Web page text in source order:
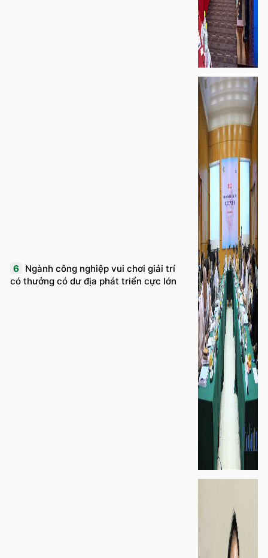
6 Ngành công nghiệp vui chơi giải trí
có thưởng có dư địa phát triển cực lớn